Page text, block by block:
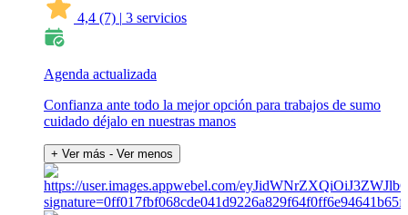
4,4 (7) | 3 servicios
Agenda actualizada
Confianza ante todo la mejor opción para trabajos de sumo
cuidado déjalo en nuestras manos
+ Ver más - Ver menos